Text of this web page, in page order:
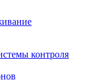
контроля